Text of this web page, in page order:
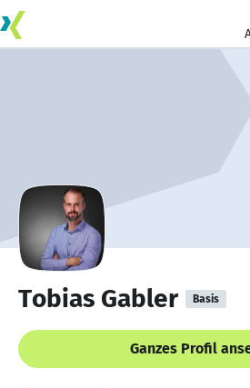
Tobias Gabler Basis
Ganzes Profil